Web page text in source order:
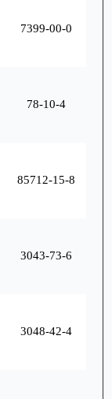
7399-00-0
78-10-4
85712-15-8
3043-73-6
3048-42-4